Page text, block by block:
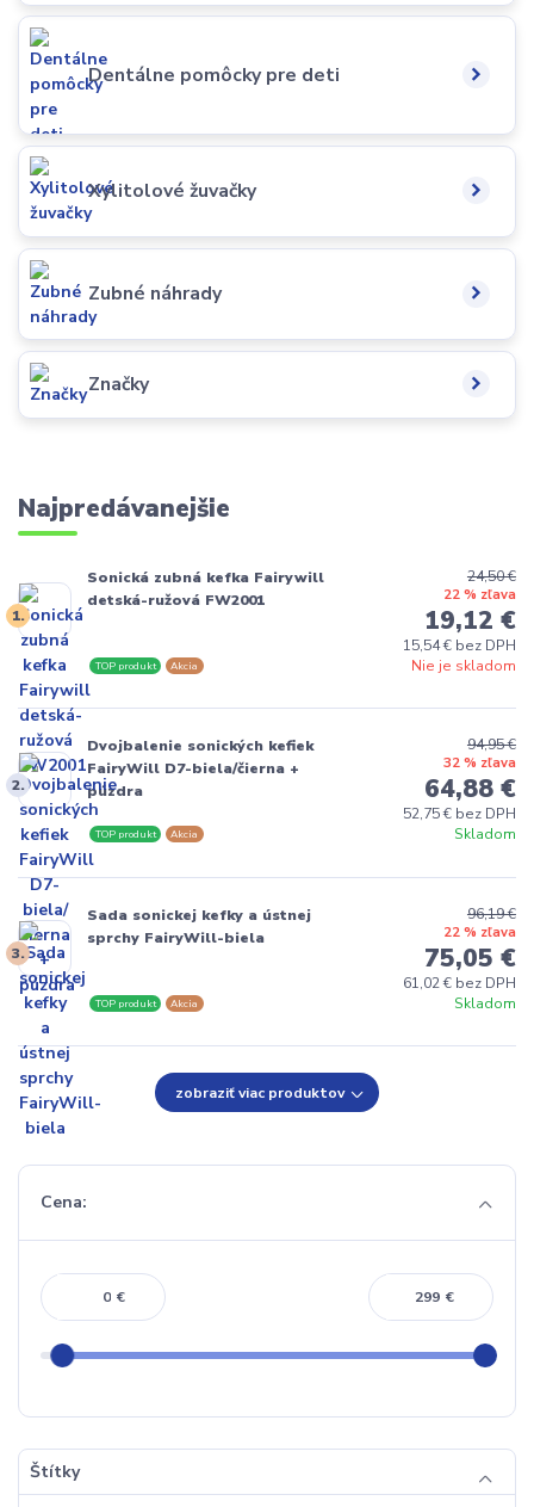
Dentálne pomôcky pre deti
Xylitolové žuvačky
Zubné náhrady
Značky
Najpredávanejšie
1.
Sonická zubná kefka Fairywill
detská-ružová FW2001
Nie je skladom
TOP produkt Akcia
24,50 €
22 % zľava
19,12 €
15,54 € bez DPH
2.
Dvojbalenie sonických kefiek
FairyWill D7-biela/čierna +
púzdra
Skladom
TOP produkt Akcia
94,95 €
32 % zľava
64,88 €
52,75 € bez DPH
3.
Sada sonickej kefky a ústnej
sprchy FairyWill-biela
Skladom
TOP produkt Akcia
96,19 €
22 % zľava
75,05 €
61,02 € bez DPH
zobraziť viac produktov
Cena:
€ €
Štítky